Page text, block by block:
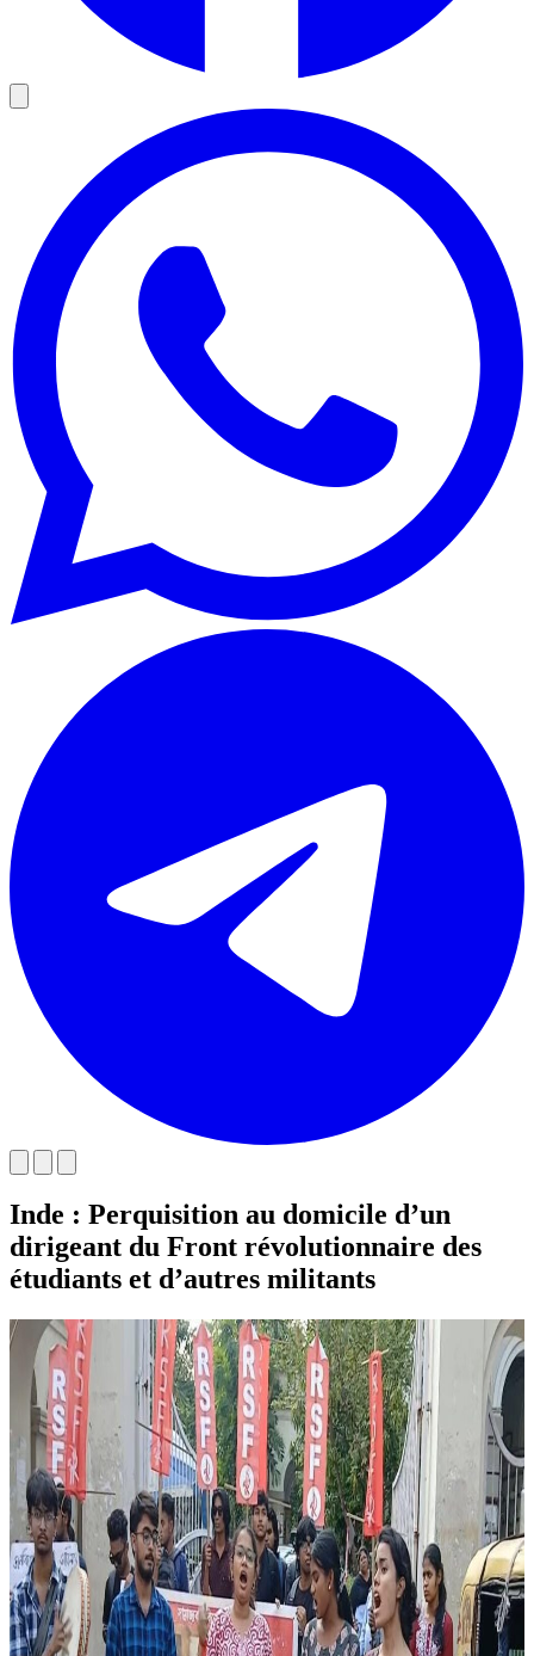
Inde : Perquisition au domicile d’un
dirigeant du Front révolutionnaire des
étudiants et d’autres militants